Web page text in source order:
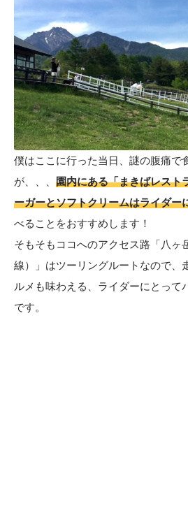
僕はここに行った当日、謎の腹痛で
が、、、 園内にある「まきばレスト
ーガーとソフトクリームはライダー
べることをおすすめします！
そもそもココへのアクセス路「八ヶ
線）」はツーリングルートなので、
ルメも味わえる、ライダーにとって
です。